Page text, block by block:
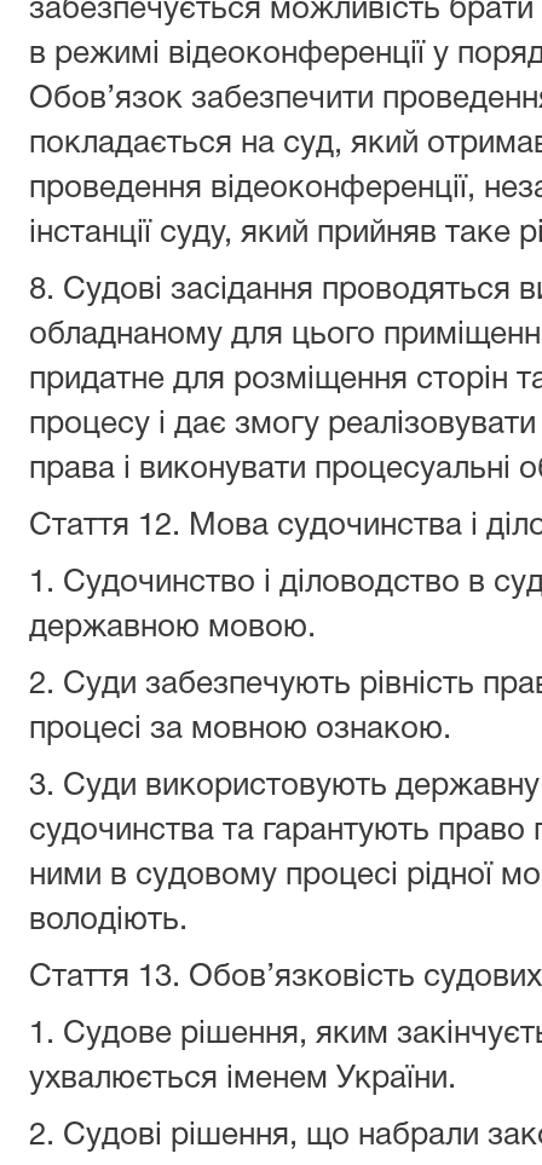
забезпечується можливість брати
в режимі відеоконференції у
Обов’язок забезпечити
покладається на суд, який
проведення відеоконференції,
інстанції суду, який прийняв таке
8. Судові засідання проводяться
обладнаному для цього
придатне для розміщення сторін
процесу і дає змогу
права і виконувати процесуальні
Стаття 12. Мова судочинства і
1. Судочинство і діловодство в
державною мовою.
2. Суди забезпечують рівність
процесі за мовною ознакою.
3. Суди використовують
судочинства та гарантують
ними в судовому процесі рідної
володіють.
Стаття 13. Обов’язковість
1. Судове рішення, яким
ухвалюється іменем України.
2. Судові рішення, що набрали